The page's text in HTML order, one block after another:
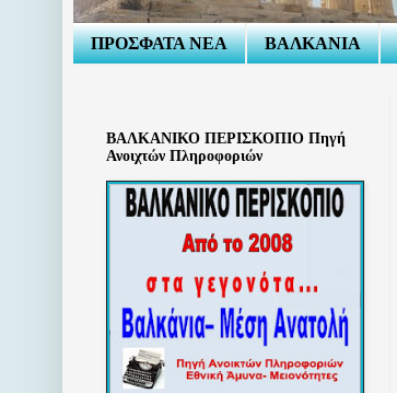
ΠΡΟΣΦΑΤΑ ΝΕΑ ΒΑΛΚΑΝΙΑ
ΒΑΛΚΑΝΙΚΟ ΠΕΡΙΣΚΟΠΙΟ Πηγή
Ανοιχτών Πληροφοριών